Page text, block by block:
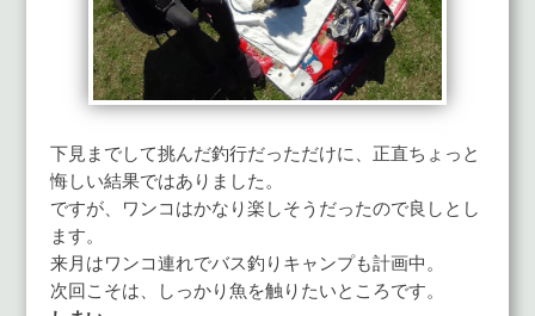
下見までして挑んだ釣行だっただけに、正直ちょっと
悔しい結果ではありました。
ですが、ワンコはかなり楽しそうだったので良しとし
ます。
来月はワンコ連れでバス釣りキャンプも計画中。
次回こそは、しっかり魚を触りたいところです。